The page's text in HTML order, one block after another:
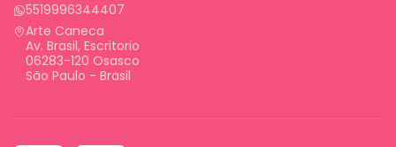
5519996344407
Arte Caneca
Av. Brasil, Escritorio
06283-120 Osasco
São Paulo - Brasil